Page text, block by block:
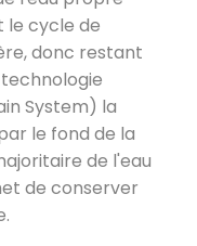
le cycle de
donc restant
System) la
le fond de la
de l'eau
de conserver